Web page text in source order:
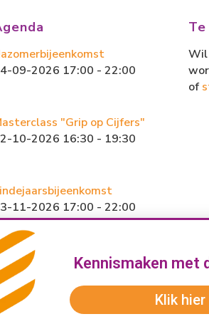
b
o
ok
o
d
o
09-2026 17:00 - 22:00
"Grip op Cijfers"
10-2026 16:30 - 19:30
11-2026 17:00 - 22:00
Wil
of
2026 Masters Of Business
Kennismaken met
Klik hier